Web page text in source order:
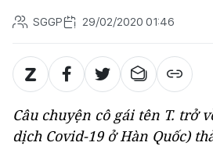
SGGP 29/02/2020 01:46
Câu chuyện cô gái tên T. trở
dịch Covid-19 ở Hàn Quốc)